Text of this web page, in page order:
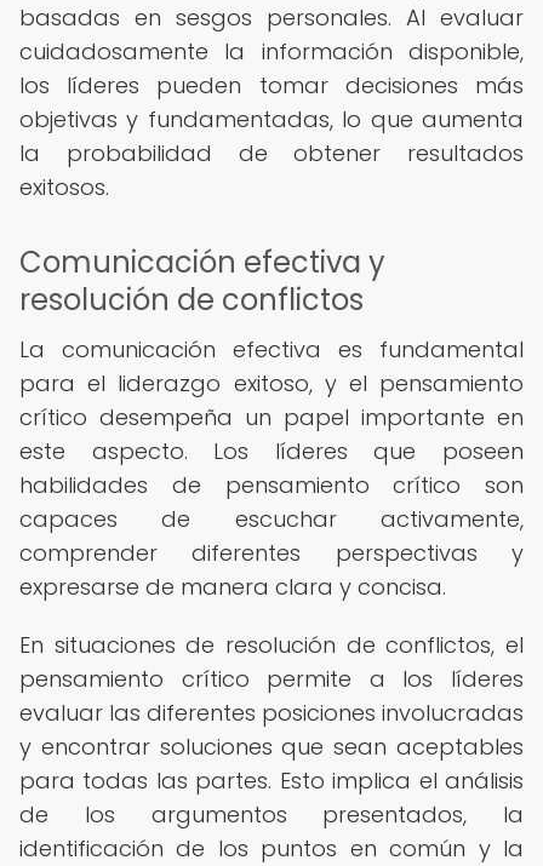
basadas en sesgos personales. Al evaluar
cuidadosamente la información disponible,
los líderes pueden tomar decisiones más
objetivas y fundamentadas, lo que aumenta
la probabilidad de obtener resultados
exitosos.
Comunicación efectiva y
resolución de conflictos
La comunicación efectiva es fundamental
para el liderazgo exitoso, y el pensamiento
crítico desempeña un papel importante en
este aspecto. Los líderes que poseen
habilidades de pensamiento crítico son
capaces de escuchar activamente,
comprender diferentes perspectivas y
expresarse de manera clara y concisa.
En situaciones de resolución de conflictos, el
pensamiento crítico permite a los líderes
evaluar las diferentes posiciones involucradas
y encontrar soluciones que sean aceptables
para todas las partes. Esto implica el análisis
de los argumentos presentados, la
identificación de los puntos en común y la